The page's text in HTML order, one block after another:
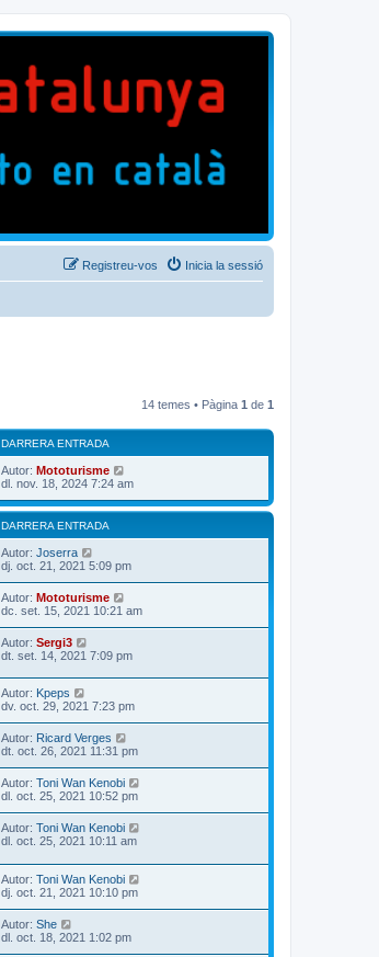
Inicia la sessió
Registreu-vos
14 temes • Pàgina 1 de 1
DARRERA ENTRADA
Autor: Mototurisme
dl. nov. 18, 2024 7:24 am
DARRERA ENTRADA
Autor: Joserra
dj. oct. 21, 2021 5:09 pm
Autor: Mototurisme
dc. set. 15, 2021 10:21 am
Autor: Sergi3
dt. set. 14, 2021 7:09 pm
Autor: Kpeps
dv. oct. 29, 2021 7:23 pm
Autor: Ricard Verges
dt. oct. 26, 2021 11:31 pm
Autor: Toni Wan Kenobi
dl. oct. 25, 2021 10:52 pm
Autor: Toni Wan Kenobi
dl. oct. 25, 2021 10:11 am
Autor: Toni Wan Kenobi
dj. oct. 21, 2021 10:10 pm
Autor: She
dl. oct. 18, 2021 1:02 pm